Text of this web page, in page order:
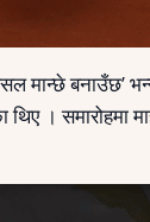
मान्छे बनाउँछ’
।